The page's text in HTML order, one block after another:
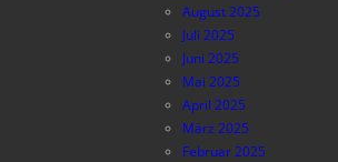
August 2025
Juli 2025
Juni 2025
Mai 2025
April 2025
März 2025
Februar 2025